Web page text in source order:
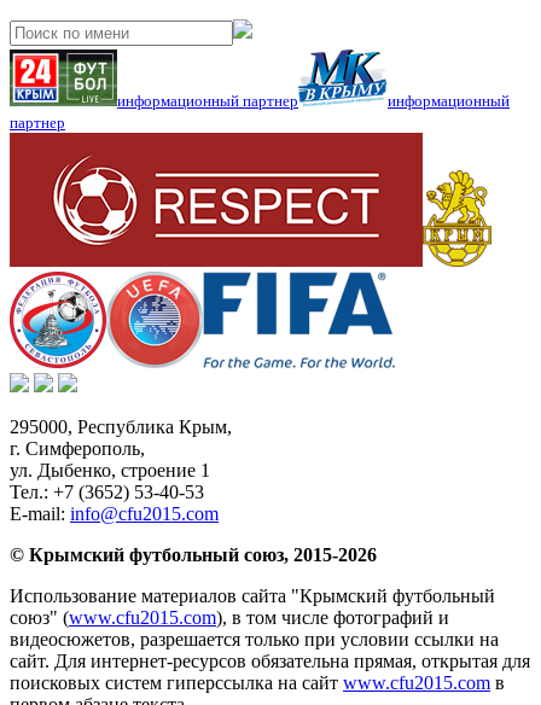
информационный партнер
информационный
партнер
295000, Республика Крым,
г. Симферополь,
ул. Дыбенко, строение 1
Тел.: +7 (3652) 53-40-53
E-mail: info@cfu2015.com
© Крымский футбольный союз, 2015-2026
Использование материалов сайта "Крымский футбольный
союз" (www.cfu2015.com), в том числе фотографий и
видеосюжетов, разрешается только при условии ссылки на
сайт. Для интернет-ресурсов обязательна прямая, открытая для
поисковых систем гиперссылка на сайт www.cfu2015.com в